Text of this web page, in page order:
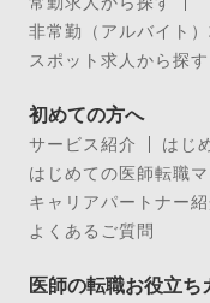
非常勤（アルバイト
スポット求人から探す
初めての方へ
サービス紹介
はじ
はじめての医師転職
キャリアパートナー
よくあるご質問
医師の転職お役立ち